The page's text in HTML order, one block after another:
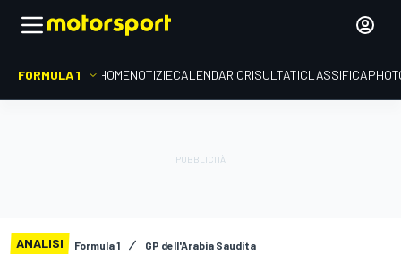
FORMULA 1 HOMENOTIZIECALENDARIORISULTATICLASSIFICA
ANALISI Formula 1 GP dell'Arabia Saudita